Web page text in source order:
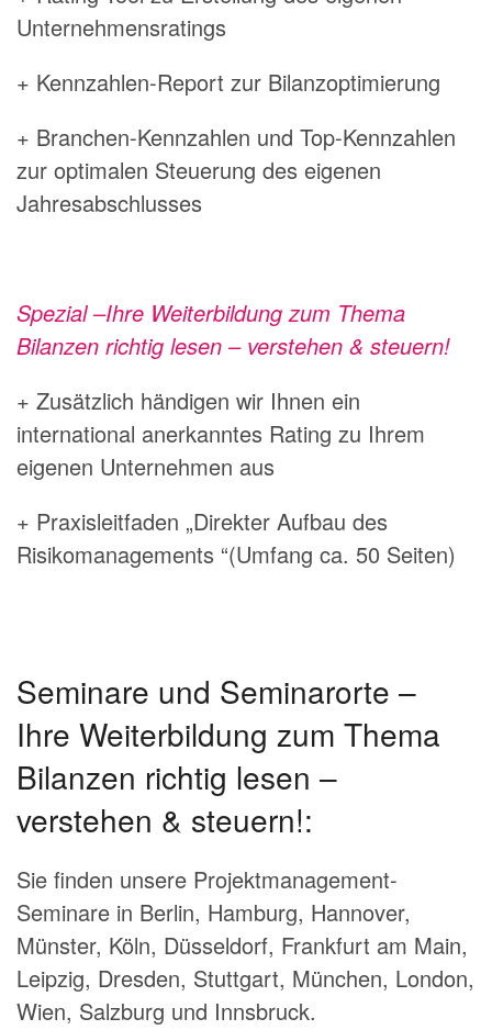
Unternehmensratings
+ Kennzahlen-Report zur Bilanzoptimierung
+ Branchen-Kennzahlen und Top-Kennzahlen
zur optimalen Steuerung des eigenen
Jahresabschlusses
Spezial –Ihre Weiterbildung zum Thema
Bilanzen richtig lesen – verstehen & steuern!
+ Zusätzlich händigen wir Ihnen ein
international anerkanntes Rating zu Ihrem
eigenen Unternehmen aus
+ Praxisleitfaden „Direkter Aufbau des
Risikomanagements “(Umfang ca. 50 Seiten)
Seminare und Seminarorte –
Ihre Weiterbildung zum Thema
Bilanzen richtig lesen –
verstehen & steuern!:
Sie finden unsere Projektmanagement-
Seminare in Berlin, Hamburg, Hannover,
Münster, Köln, Düsseldorf, Frankfurt am Main,
Leipzig, Dresden, Stuttgart, München, London,
Wien, Salzburg und Innsbruck.